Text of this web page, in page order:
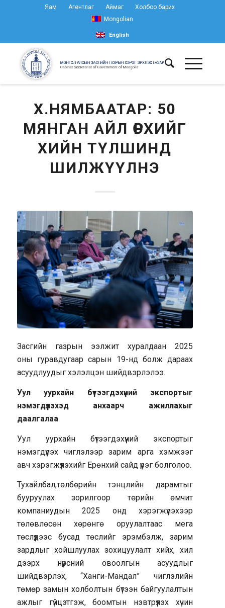
Яам Агентлаг Аймаг
Холбоо барих
Mongolian
English
Х.НЯМБААТАР: 50
МЯНГАН АЙЛ ӨРХИЙГ
ХИЙН ТҮЛШИНД
ШИЛЖҮҮЛНЭ
Засгийн газрын ээлжит хуралдаан 2025
оны гуравдугаар сарын 19-нд болж дараах
асуудлуудыг хэлэлцэн шийдвэрлэлээ.
Уул уурхайн бүтээгдэхүүний экспортыг
нэмэгдүүлэхэд анхаарч ажиллахыг
даалгалаа
Уул уурхайн бүтээгдэхүүний экспортыг
нэмэгдүүлэх чиглэлээр зарим арга хэмжээг
авч хэрэгжүүлэхийг Ерөнхий сайд үүрэг болголоо.
Тухайлбал,төлбөрийн тэнцлийн дарамтыг
бууруулах зорилгоор төрийн өмчит
компаниудын 2025 онд хэрэгжүүлэхээр
төлөвлөсөн хөрөнгө оруулалтаас мега
төслүүдээс бусад төслийг эрэмбэлж, зарим
зардлыг хойшлуулах зохицуулалт хийх, хил
дээрх нүүрсний овоолгын асуудлыг
шийдвэрлэх, “Ханги-Мандал” чиглэлийн
төмөр замын холболтын бүтээн байгуулалтын
ажлыг гүйцэтгэж, боомтын нэвтрүүлэх хүчин